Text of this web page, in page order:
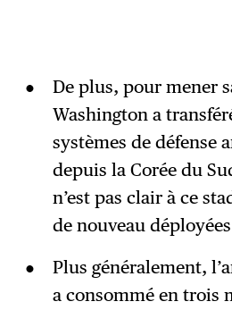
De plus, pour mener
Washington a
systèmes de défense
depuis la Corée du
n’est pas clair à ce
de nouveau
Plus généralement,
a consommé en trois